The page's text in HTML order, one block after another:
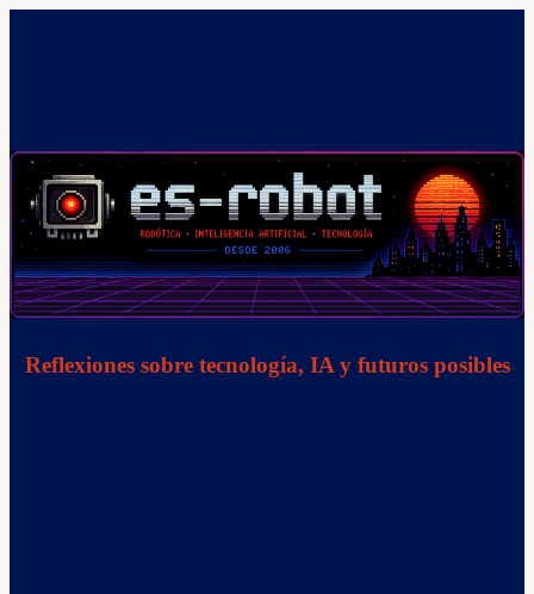
Reflexiones sobre tecnología, IA y futuros posibles